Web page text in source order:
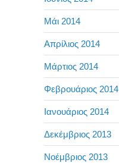
Μάι 2014
Απρίλιος 2014
Μάρτιος 2014
Φεβρουάριος 2014
Ιανουάριος 2014
Δεκέμβριος 2013
Νοέμβριος 2013